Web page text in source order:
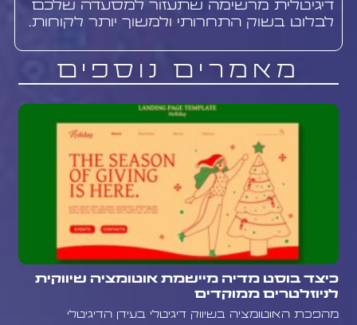
דיגיטלית מרשימה שתעזור למסעדה שלכם
לבלוט בשוק התחרותי ולמשוך יותר לקוחות.
מאמרים נוספים
כיצד בוסט מדיה מיישמת אוטומציה שיווקית
לניוזלטרים ממוקדים
מהפכת האוטומציה בשיווק דיגיטלי בעידן הדיגיטלי